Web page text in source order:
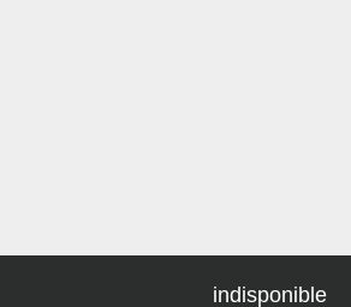
indisponible